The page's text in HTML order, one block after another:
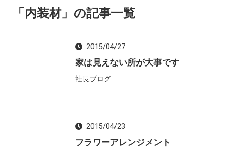
「内装材」の記事一覧
2015/04/27
家は見えない所が大事です
社長ブログ
2015/04/23
フラワーアレンジメント